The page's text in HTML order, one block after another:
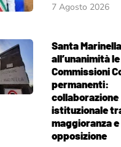
7 Agosto 2026
Santa
all’unanimità le
Commissioni
permanenti:
collaborazione
istituzionale
maggioranza e
opposizione